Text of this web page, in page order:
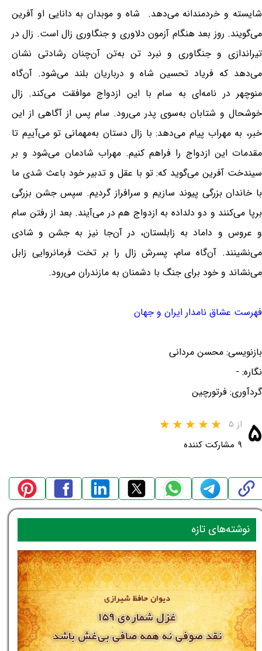
شایسته و خردمندانه می‌دهد. شاه و موبدان به دانایی او آفرین
می‌گویند. روز بعد هنگام آزمون دلاوری و جنگاوری زال است. زال در
تیراندازی و جنگاوری و نبرد تن به‌تن آن‌چنان رشادتی نشان
می‌دهد که فریاد تحسین شاه و درباریان بلند می‌شود. آن‌گاه
منوچهر در نامه‌ای به سام با این ازدواج موافقت می‌کند. زال
خوشحال و شتابان به‌سوی پدر می‌رود. سام پس از آگاهی از این
خبر، به مهراب پیام می‌دهد: با زال دستان به‌مهمانی تو می‌آییم تا
مقدمات این ازدواج را فراهم کنیم. مهراب شادمان می‌شود و بر
سیندخت آفرین می‌گوید که: تو با عقل و تدبیر خود باعث شدی ما
با خاندان بزرگی پیوند سازیم و سرافراز گردیم. سپس جشن بزرگی
برپا می‌کنند و دو دلداده به ازدواج هم در می‌آیند. بعد از رفتن سام
و عروس و داماد به زابلستان، در آن‌جا نیز به جشن و شادی
می‌نشینند. آن‌گاه سام، پسرش زال را بر تخت فرمانروایی زابل
می‌نشاند و خود برای جنگ با دشمنان به مازندران می‌رود.
فهرست عشاق نامدار ایران و جهان
بازنویسی: محسن مردانی
نگاره: -
گردآوری: فرتورچین
۵ از ۵
۹ مشارکت کننده
نوشته‌های تازه